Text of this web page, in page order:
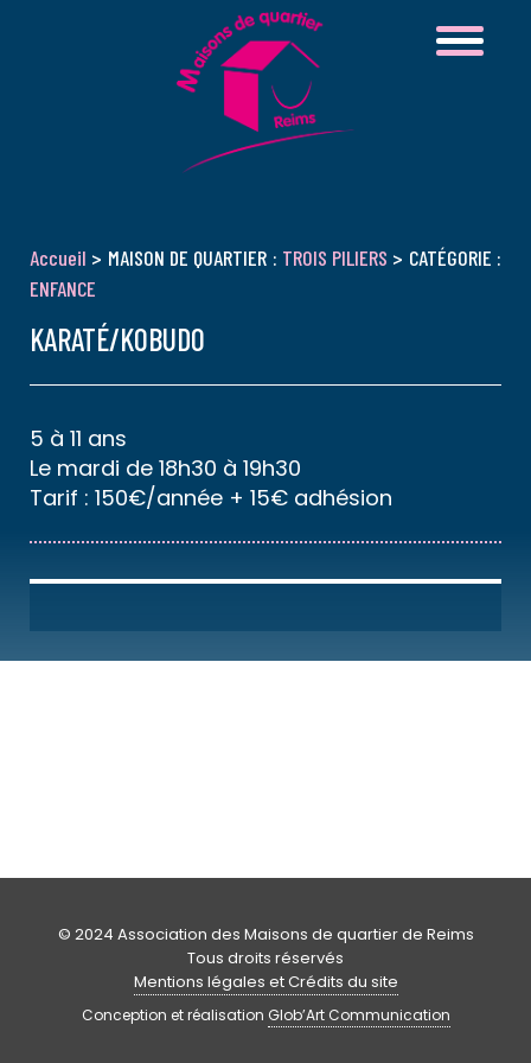
Accueil > MAISON DE QUARTIER : TROIS PILIERS > CATÉGORIE :
ENFANCE
KARATÉ/KOBUDO
5 à 11 ans
Le mardi de 18h30 à 19h30
Tarif : 150€/année + 15€ adhésion
© 2024 Association des Maisons de quartier de Reims
Tous droits réservés
Mentions légales et Crédits du site
Conception et réalisation Glob’Art Communication